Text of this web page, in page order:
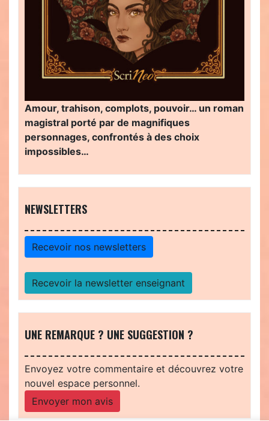
Amour, trahison, complots, pouvoir… un roman
magistral porté par de magnifiques
personnages, confrontés à des choix
impossibles…
NEWSLETTERS
Recevoir nos newsletters
Recevoir la newsletter enseignant
UNE REMARQUE ? UNE SUGGESTION ?
Envoyez votre commentaire et découvrez votre
nouvel espace personnel.
Envoyer mon avis